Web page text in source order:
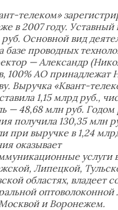
телеком»
в 2007 году. Уставный
Основной вид
базе проводных
— Александр
100% АО принадлежат
Выручка «Квант-
1,15 млрд руб.,
— 48,68 млн руб. Годом
получила 130,35 млн
при выручке в 1,24
оказывает
услуги
Липецкой,
областях, владеет
и Воронежем.